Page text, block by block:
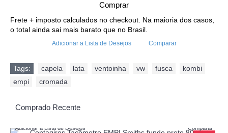
Comprar
Frete + imposto calculados no checkout. Na maioria dos casos,
o total ainda sai mais barato que no Brasil.
Adicionar a Lista de Desejos Comparar
Tags: capela lata ventoinha vw fusca kombi
empi
cromada
Comprado Recente
Adicionar a Lista de Desejos Comparar